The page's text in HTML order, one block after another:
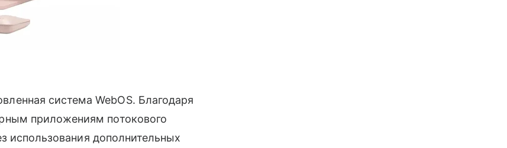
система WebOS. Благодаря
приложениям потокового
использования дополнительных